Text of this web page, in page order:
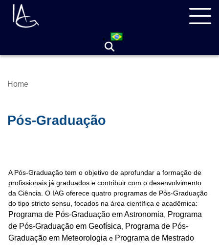
Skip
Breadcrumb
Home
Pós-Graduação
A Pós-Graduação tem o objetivo de aprofundar a formação de
profissionais já graduados e contribuir com o desenvolvimento
da Ciência. O IAG oferece quatro programas de Pós-Graduação
do tipo stricto sensu, focados na área científica e acadêmica:
Programa de Pós-Graduação em Astronomia
Programa
de Pós-Graduação em Geofísica
Programa de Pós-
Graduação em Meteorologia e Programa de Mestrado